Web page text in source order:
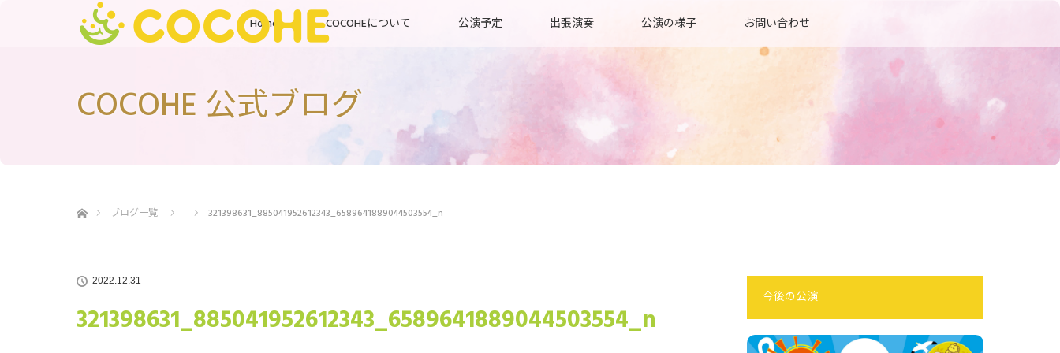
Home COCOHEについて 公演予定 出張演奏 公演の様子 お問い合わせ
COCOHE 公式ブログ
ブログ一覧
321398631_885041952612343_6589641889044503554_n
2022.12.31
321398631_885041952612343_6589641889044503554_n
今後の公演